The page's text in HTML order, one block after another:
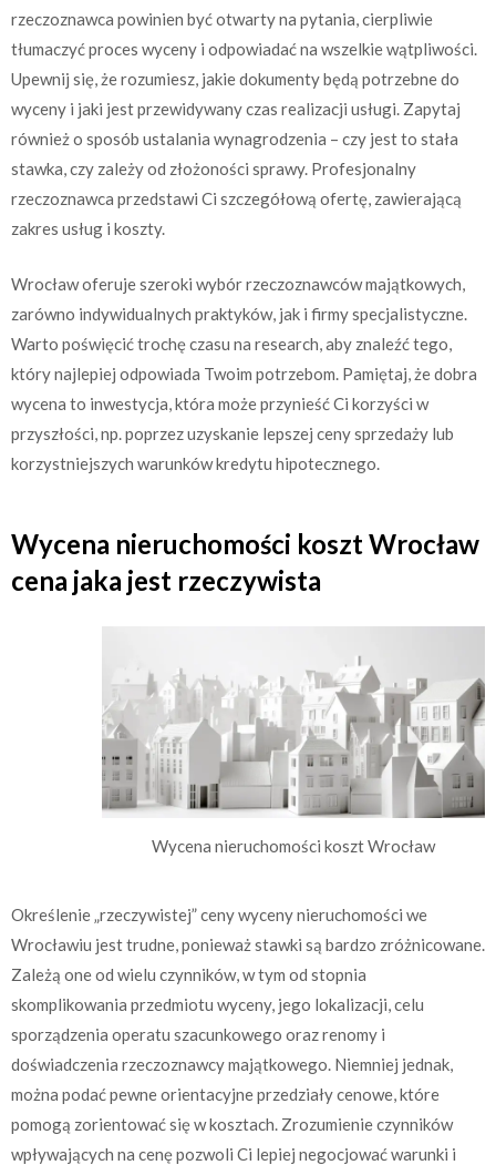
rzeczoznawca powinien być otwarty na pytania, cierpliwie
tłumaczyć proces wyceny i odpowiadać na wszelkie wątpliwości.
Upewnij się, że rozumiesz, jakie dokumenty będą potrzebne do
wyceny i jaki jest przewidywany czas realizacji usługi. Zapytaj
również o sposób ustalania wynagrodzenia – czy jest to stała
stawka, czy zależy od złożoności sprawy. Profesjonalny
rzeczoznawca przedstawi Ci szczegółową ofertę, zawierającą
zakres usług i koszty.
Wrocław oferuje szeroki wybór rzeczoznawców majątkowych,
zarówno indywidualnych praktyków, jak i firmy specjalistyczne.
Warto poświęcić trochę czasu na research, aby znaleźć tego,
który najlepiej odpowiada Twoim potrzebom. Pamiętaj, że dobra
wycena to inwestycja, która może przynieść Ci korzyści w
przyszłości, np. poprzez uzyskanie lepszej ceny sprzedaży lub
korzystniejszych warunków kredytu hipotecznego.
Wycena nieruchomości koszt Wrocław
cena jaka jest rzeczywista
Wycena nieruchomości koszt Wrocław
Określenie „rzeczywistej” ceny wyceny nieruchomości we
Wrocławiu jest trudne, ponieważ stawki są bardzo zróżnicowane.
Zależą one od wielu czynników, w tym od stopnia
skomplikowania przedmiotu wyceny, jego lokalizacji, celu
sporządzenia operatu szacunkowego oraz renomy i
doświadczenia rzeczoznawcy majątkowego. Niemniej jednak,
można podać pewne orientacyjne przedziały cenowe, które
pomogą zorientować się w kosztach. Zrozumienie czynników
wpływających na cenę pozwoli Ci lepiej negocjować warunki i